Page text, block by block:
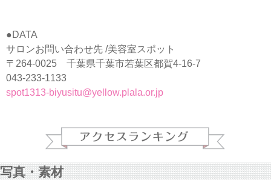
●DATA
サロンお問い合わせ先 /美容室スポット
〒264-0025 千葉県千葉市若葉区都賀4-16-7
043-233-1133
spot1313-biyusitu@yellow.plala.or.jp
写真・素材